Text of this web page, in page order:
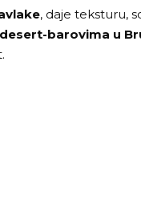
, daje teksturu,
barovima u